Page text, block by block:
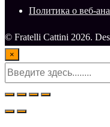
Политика о веб-
© Fratelli Cattini 2026.
×